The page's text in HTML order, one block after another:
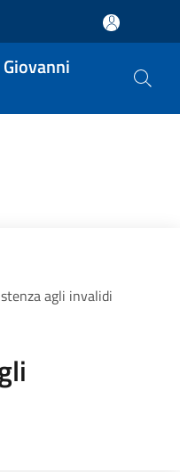
agli invalidi